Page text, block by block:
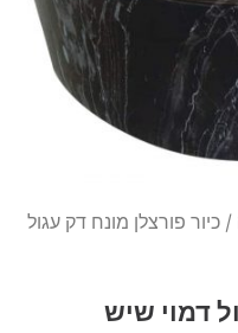
/ כיור פורצלן מונח דק עגול
דמוי שיש